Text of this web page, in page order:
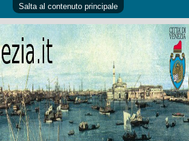
Salta al contenuto principale